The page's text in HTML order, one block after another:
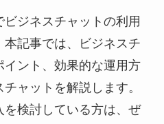
ジネスチャットの利用
記事では、ビジネスチ
イント、効果的な運用方
ャットを解説します。
を検討している方は、ぜ